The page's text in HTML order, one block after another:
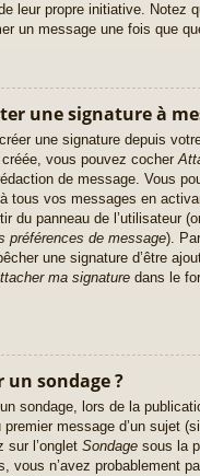
leur propre initiative. Notez
un message une fois que
une signature à
une signature depuis
créée, vous pouvez cocher
de message. Vous
tous vos messages en
du panneau de l’utilisateur
préférences de message).
une signature d’être
ma signature dans le
un sondage ?
sondage, lors de la
message d’un sujet
sur l’onglet Sondage sous la
vous n’avez probablement